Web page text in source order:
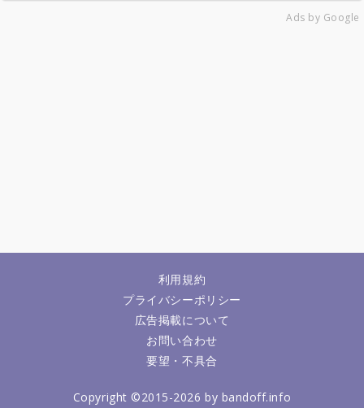
Ads by Google
利用規約
プライバシーポリシー
広告掲載について
お問い合わせ
要望・不具合
Copyright ©2015-2026 by bandoff.info